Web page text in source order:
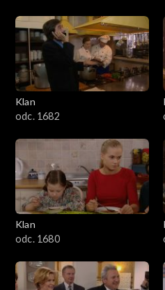
1501–1600
1401–1500
1301–1400
1201–1300
1101–1200
1001–1100
901–1000
801–900
Klan
odc. 1682
Klan
odc. 1680